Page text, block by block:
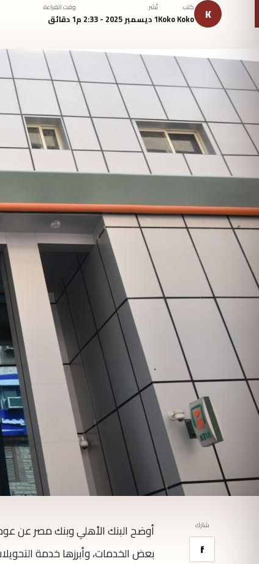
K كتب
Koko Koko
نُشر
1 ديسمبر 2025 - 2:33 م
وقت القراءة
1 دقائق
شارك
f
أوضح البنك الأهلي وبنك مصر عن
بعض الخدمات، وأبرزها خدمة